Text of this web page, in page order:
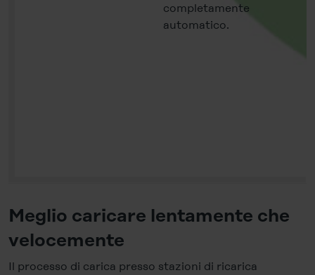
completamente
automatico.
Meglio caricare lentamente che
velocemente
Il processo di carica presso stazioni di ricarica